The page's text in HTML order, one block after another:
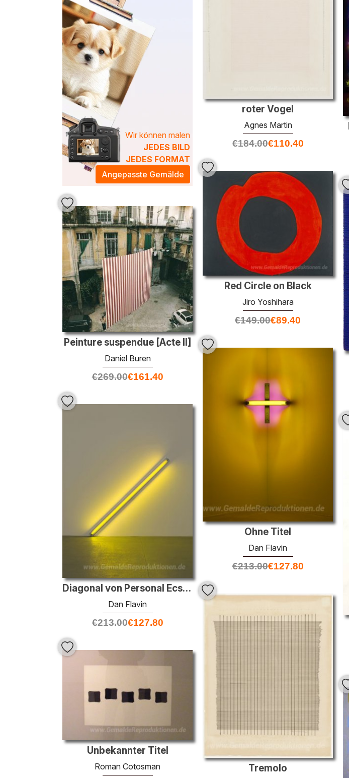
Wir können malen
JEDES BILD
JEDES FORMAT
Angepasste Gemälde
roter Vogel
Agnes Martin
€184.00€110.40
Red Circle on Black
Jiro Yoshihara
€149.00€89.40
Peinture suspendue [Acte II]
Daniel Buren
€269.00€161.40
Ohne Titel
Dan Flavin
€213.00€127.80
Diagonal von Personal Ecstasy (die Diagonale des 25. Mai 1963, u
Dan Flavin
€213.00€127.80
Tremolo
Unbekannter Titel
Roman Cotosman